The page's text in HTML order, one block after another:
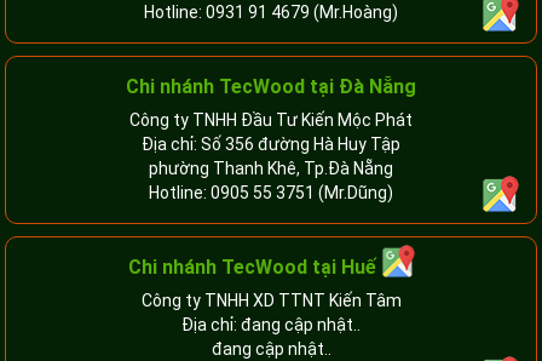
Hotline: 0931 91 4679 (Mr.Hoàng)
Chi nhánh TecWood tại Đà Nẵng
Công ty TNHH Đầu Tư Kiến Mộc Phát
Địa chỉ: Số 356 đường Hà Huy Tập
phường Thanh Khê, Tp.Đà Nẵng
Hotline: 0905 55 3751 (Mr.Dũng)
Chi nhánh TecWood tại Huế
Công ty TNHH XD TTNT Kiến Tâm
Địa chỉ: đang cập nhật..
đang cập nhật..